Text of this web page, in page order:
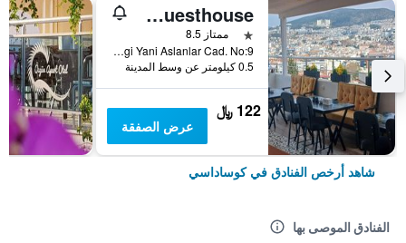
Kusadasi Ephesian Hotel & Guesthouse
نجمة واحدة
ممتاز 8.5
Camiatik Mah. Barlar Sokagi Yani Aslanlar Cad. No:9, كوساداسي, تركيا
0.5 كيلومتر عن وسط المدينة
122 ﷼
عرض الصفقة
شاهد أرخص الفنادق في كوساداسي
الفنادق الموصى بها